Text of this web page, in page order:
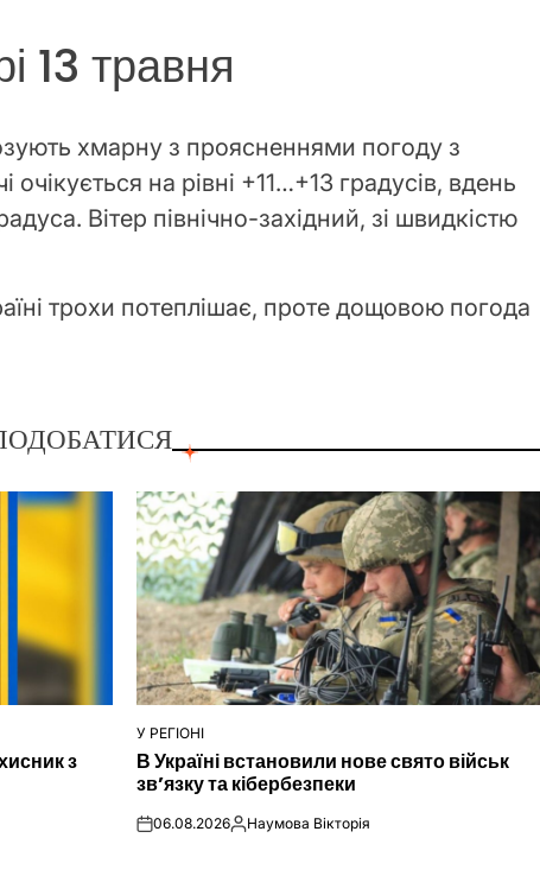
13 травня
хмарну з проясненнями погоду з
на рівні +11…+13 градусів, вдень
Вітер північно-західний, зі швидкістю
трохи потеплішає, проте дощовою погода
з
ОПУБЛІКУВАТИ
У
У РЕГІОНІ
В Україні встановили нове свято військ
зв’язку та кібербезпеки
on06.08.2026Опубліковано
Наумова Вікторія